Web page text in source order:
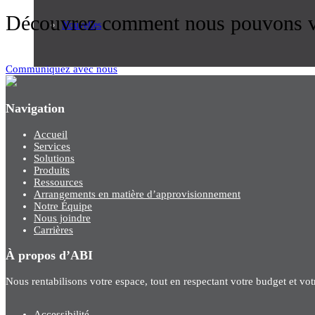
Nouvelles
Découvrez comment nous pouvons
Communiquez avec nous
Navigation
Accueil
Services
Solutions
Produits
Ressources
Arrangements en matière d’approvisionnement
Notre Équipe
Nous joindre
Carrières
À propos d’ABI
Nous rentabilisons votre espace, tout en respectant votre budget et